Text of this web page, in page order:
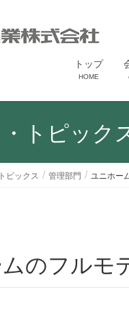
トップ
HOME
トピック
ピックス 管理部門 ユニホー
ムのフル